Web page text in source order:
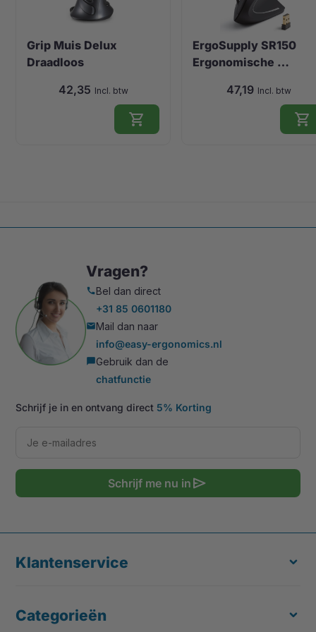
Grip Muis Delux
Draadloos
42,35 Incl. btw
shopping_cart
ErgoSupply SR150
Ergonomische …
47,19 Incl. btw
shopping_cart
Vragen?
callBel dan direct
+31 85 0601180
mailMail dan naar
info@easy-ergonomics.nl
chat_bubbleGebruik dan de
chatfunctie
Schrijf je in en ontvang direct 5% Korting
Schrijf me nu in send
Klantenservice
Over ons
Categorieën